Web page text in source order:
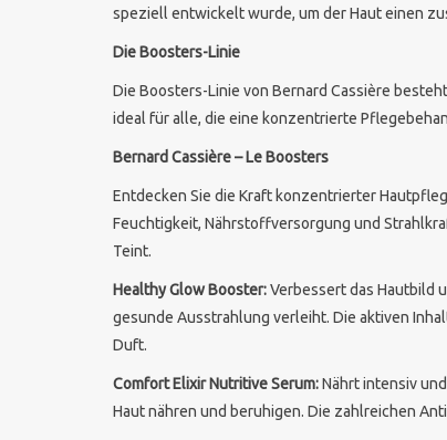
speziell entwickelt wurde, um der Haut einen
Die Boosters-Linie
Die Boosters-Linie von Bernard Cassière
ideal für alle, die eine konzentrierte
Bernard Cassière – Le Boosters
Entdecken Sie die Kraft konzentrierter
Feuchtigkeit, Nährstoffversorgung und
Teint.
Healthy Glow Booster:Verbessert das Hautbild
gesunde Ausstrahlung verleiht. Die aktiven
Duft.
Comfort Elixir Nutritive Serum:Nährt intensiv
Haut nähren und beruhigen. Die zahlreichen